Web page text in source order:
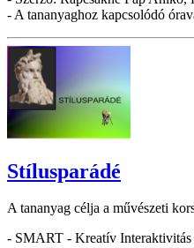
- A tananyaghoz kapcsolódó
Stílusparádé
A tananyag célja a művészeti
- SMART - Kreatív Interaktivitás